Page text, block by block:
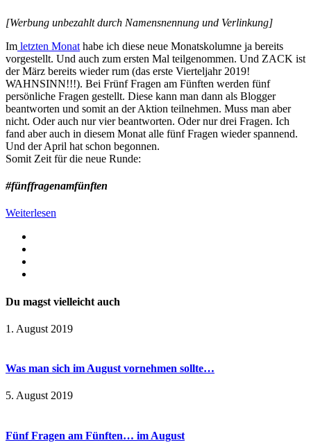
[Werbung unbezahlt durch Namensnennung und Verlinkung]
Im letzten Monat habe ich diese neue Monatskolumne ja bereits
vorgestellt. Und auch zum ersten Mal teilgenommen. Und ZACK ist
der März bereits wieder rum (das erste Vierteljahr 2019!
WAHNSINN!!!). Bei Frünf Fragen am Fünften werden fünf
persönliche Fragen gestellt. Diese kann man dann als Blogger
beantworten und somit an der Aktion teilnehmen. Muss man aber
nicht. Oder auch nur vier beantworten. Oder nur drei Fragen. Ich
fand aber auch in diesem Monat alle fünf Fragen wieder spannend.
Und der April hat schon begonnen.
Somit Zeit für die neue Runde:
#fünffragenamfünften
Weiterlesen
Du magst vielleicht auch
1. August 2019
Was man sich im August vornehmen sollte…
5. August 2019
Fünf Fragen am Fünften… im August